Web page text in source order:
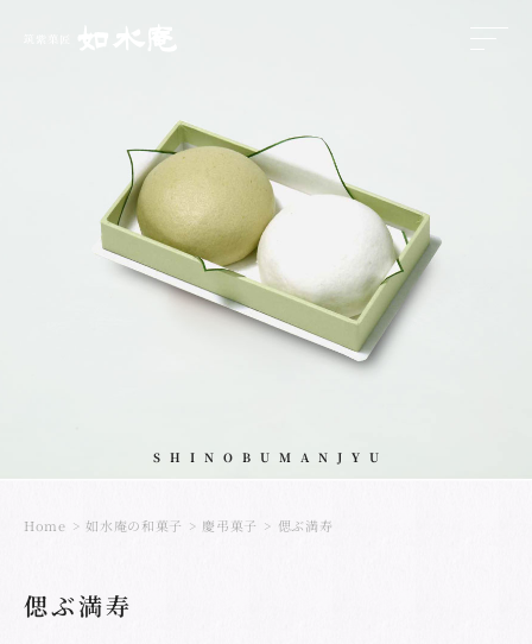
SHINOBUMANJYU
Home 如水庵の和菓子 慶弔菓子 偲ぶ満寿
偲ぶ満寿